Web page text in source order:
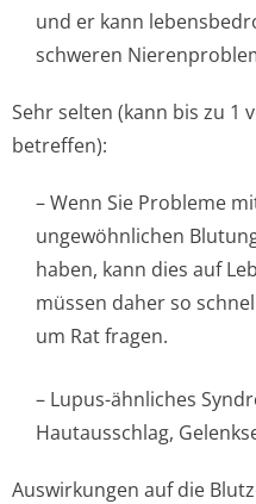
und er kann
schweren
Sehr selten (kann bis zu 1
betreffen):
– Wenn Sie Probleme
ungewöhnlichen
haben, kann dies auf
müssen daher so
um Rat fragen.
– Lupus-ähnliches
Hautausschlag,
Auswirkungen auf die